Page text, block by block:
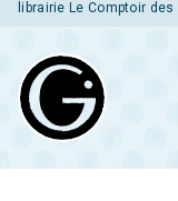
librairie Le Comptoir